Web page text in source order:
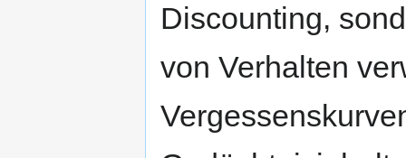
Discounting,
von Verhalten